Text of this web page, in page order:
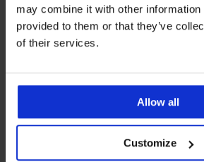
may combine it with other information
provided to them or that they’ve
of their services.
Allow all
Customize
2+1 INGYEN
-30%
-20 %